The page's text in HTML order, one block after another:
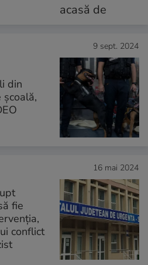
9 sept. 2024
din
școală,
16 mai 2024
fie
conflict